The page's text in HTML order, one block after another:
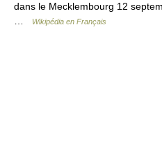
dans le Mecklembourg 12
Wikipédia en Français